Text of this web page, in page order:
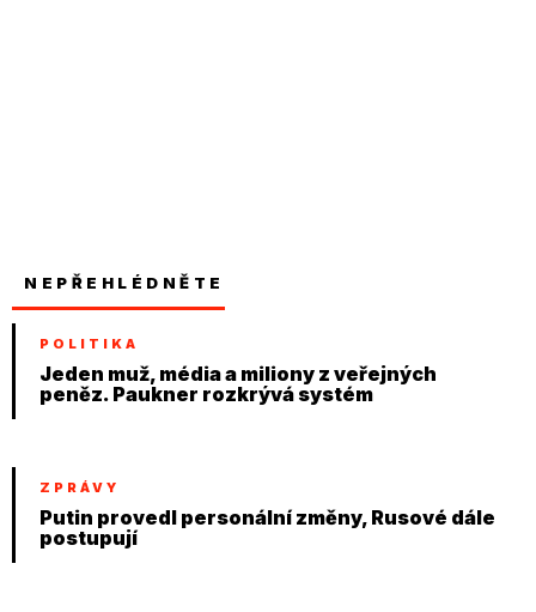
NEPŘEHLÉDNĚTE
POLITIKA
Jeden muž, média a miliony z veřejných
peněz. Paukner rozkrývá systém
ZPRÁVY
Putin provedl personální změny, Rusové dále
postupují